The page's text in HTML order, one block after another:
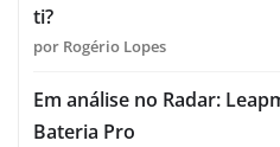
ti?
por Rogério Lopes
Em análise no Radar:
Bateria Pro